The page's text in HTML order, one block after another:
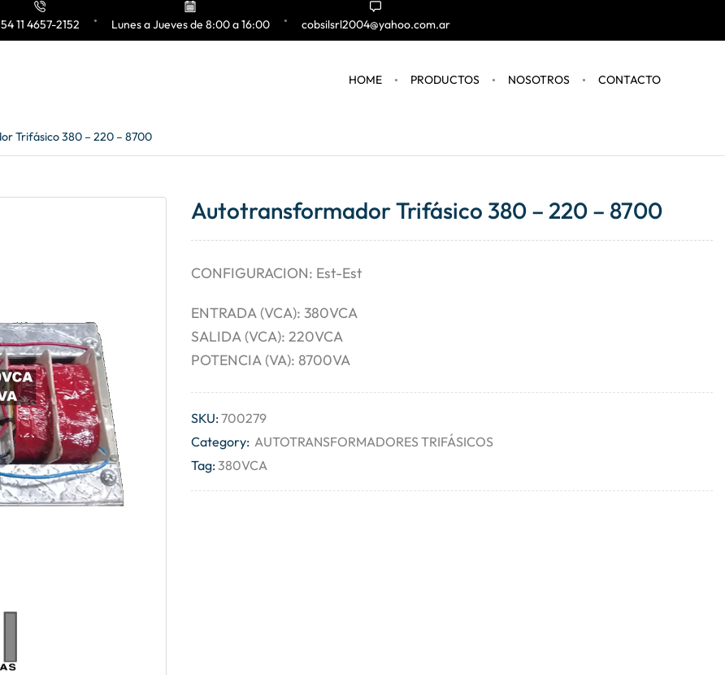
54 11 4657-2152 Lunes a Jueves de 8:00 a 16:00 cobsilsrl2004@yahoo.com.ar
HOME PRODUCTOS NOSOTROS CONTACTO
Trifásico 380 – 220 – 8700
Autotransformador Trifásico 380 – 220 – 8700
CONFIGURACION: Est-Est
ENTRADA (VCA): 380VCA
SALIDA (VCA): 220VCA
POTENCIA (VA): 8700VA
SKU:700279
Category: AUTOTRANSFORMADORES TRIFÁSICOS
Tag:380VCA